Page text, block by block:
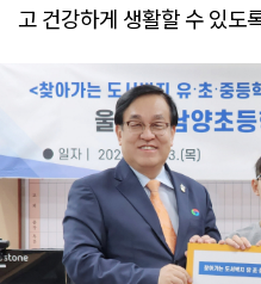
고 건강하게 생활할 수 있도